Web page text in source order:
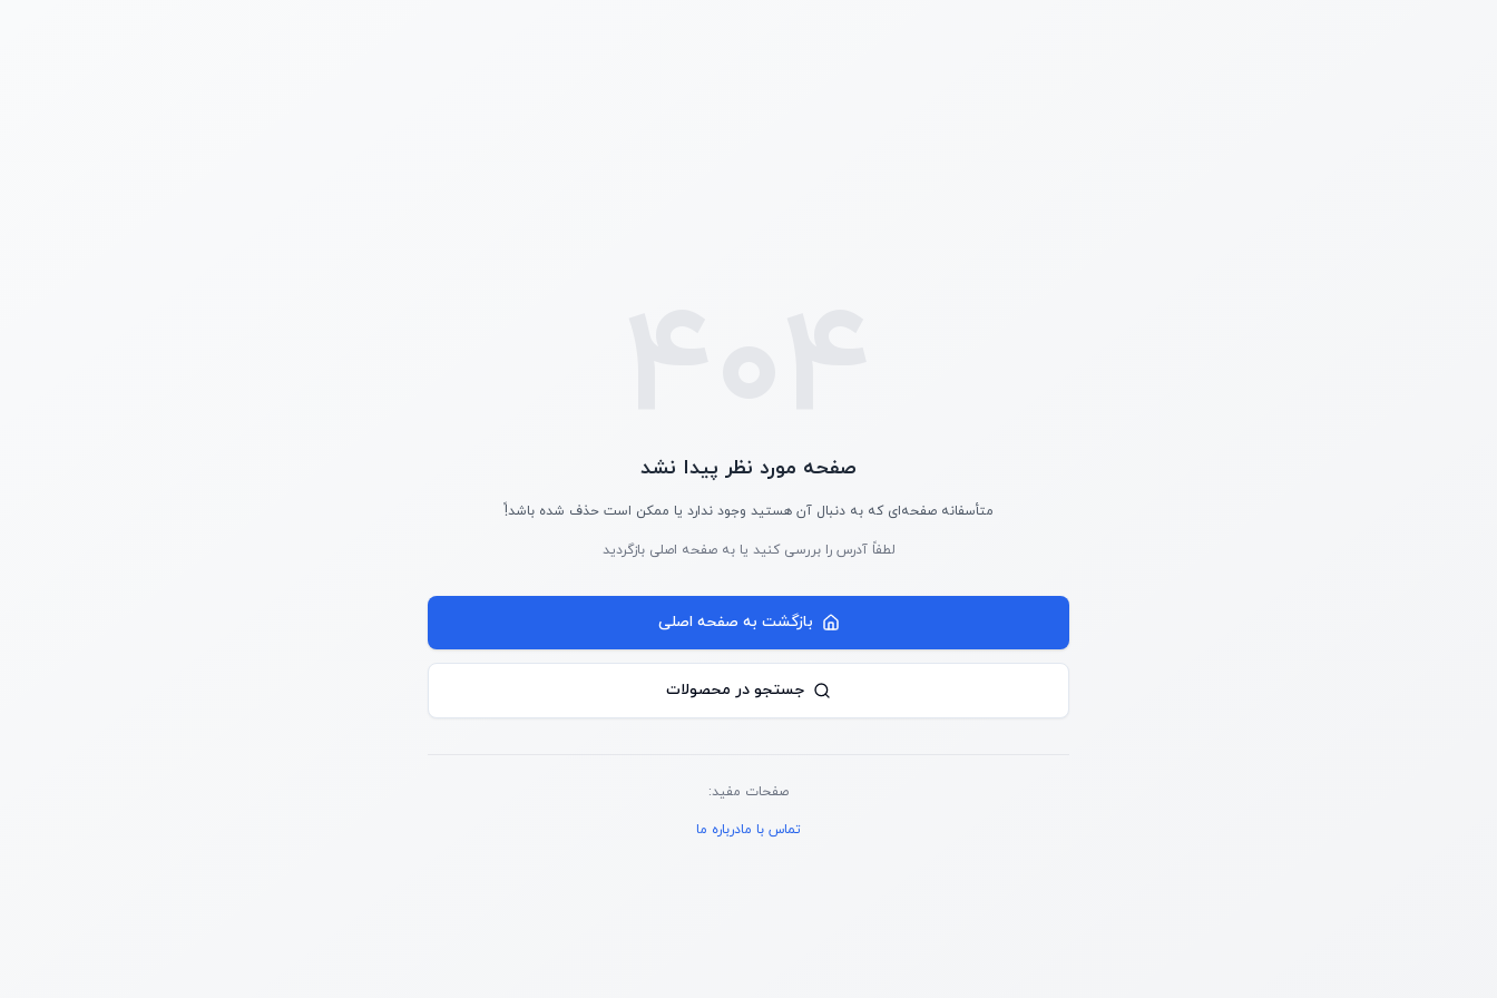
صفحه مورد نظر پیدا نشد
متأسفانه صفحه‌ای که به دنبال آن هستید وجود ندارد یا ممکن است حذف شده باشد!ً
لطفاً آدرس را بررسی کنید یا به صفحه اصلی بازگردید
بازگشت به صفحه اصلی
جستجو در محصولات
صفحات مفید:
تماس با مادرباره ما